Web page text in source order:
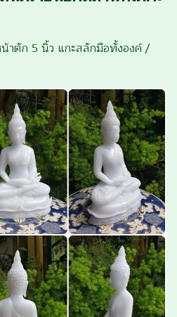
าตัก 5 นิ้ว แกะสลักมือทั้งองค์ /